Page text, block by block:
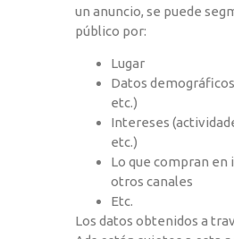
un anuncio, se puede
público por:
Lugar
Datos
etc.)
Intereses
etc.)
Lo que compran
otros canales
Etc.
Los datos obtenidos a